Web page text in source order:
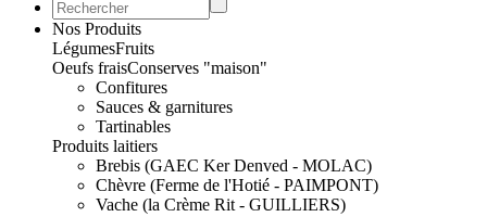
Nos Produits
LégumesFruits
Oeufs fraisConserves "maison"
Confitures
Sauces & garnitures
Tartinables
Produits laitiers
Brebis (GAEC Ker Denved - MOLAC)
Chèvre (Ferme de l'Hotié - PAIMPONT)
Vache (la Crème Rit - GUILLIERS)